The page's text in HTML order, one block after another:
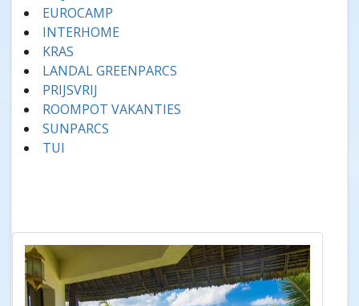
EUROCAMP
INTERHOME
KRAS
LANDAL GREENPARCS
PRIJSVRIJ
ROOMPOT VAKANTIES
SUNPARCS
TUI